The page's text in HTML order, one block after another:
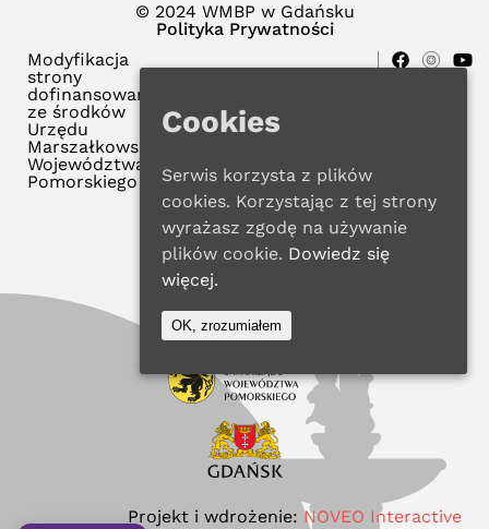
© 2024 WMBP w Gdańsku
Polityka Prywatności
Modyfikacja
strony
dofinansowana
ze środków
Urzędu
Marszałkowskiego
Województwa
Pomorskiego
Projekt i wdrożenie: NOVEO Interactive
Cookies
Serwis korzysta z plików
cookies. Korzystając z tej strony
wyrażasz zgodę na używanie
plików cookie. Dowiedz się
więcej.
OK, zrozumiałem